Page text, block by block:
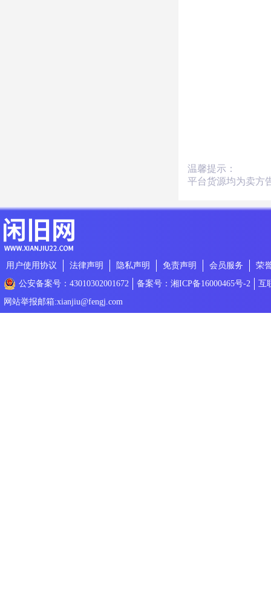
温馨提示：
平台货源均为卖方
用户使用协议 法律声明 隐私声明 免责声明 会员服务
荣
公安备案号：43010302001672
备案号：湘ICP备16000465号-2
互
网站举报邮箱:xianjiu@fengj.com